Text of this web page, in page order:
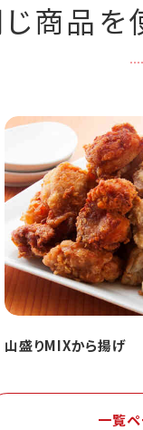
商品を
山盛りMIXから揚げ
一覧